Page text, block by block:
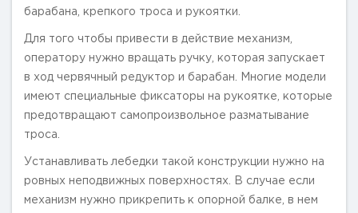
барабана, крепкого троса и рукоятки.
Для того чтобы привести в действие механизм,
оператору нужно вращать ручку, которая запускает
в ход червячный редуктор и барабан. Многие модели
имеют специальные фиксаторы на рукоятке, которые
предотвращают самопроизвольное разматывание
троса.
Устанавливать лебедки такой конструкции нужно на
ровных неподвижных поверхностях. В случае если
механизм нужно прикрепить к опорной балке, в нем